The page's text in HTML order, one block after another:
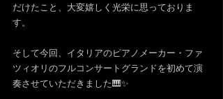
だけたこと、大変嬉しく光栄に思っておりま
す。
そして今回、イタリアのピアノメーカー・ファ
ツィオリのフルコンサートグランドを初めて演
奏させていただきました🎹✨